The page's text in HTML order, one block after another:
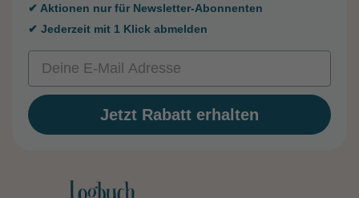
✔ Aktionen nur für Newsletter-Abonnenten
✔ Jederzeit mit 1 Klick abmelden
Email
Jetzt Rabatt erhalten